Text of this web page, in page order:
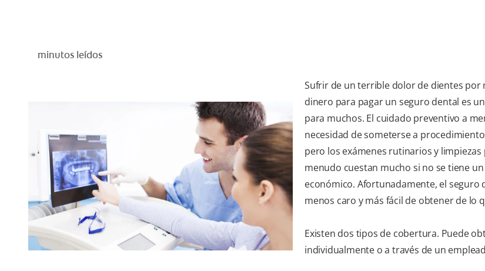
minutos leídos
Sufrir de un terrible dolor de dientes por
dinero para pagar un seguro dental es
para muchos. El cuidado preventivo a
necesidad de someterse a
pero los exámenes rutinarios y limpiezas
menudo cuestan mucho si no se tiene
económico. Afortunadamente, el seguro
menos caro y más fácil de obtener de lo
Existen dos tipos de cobertura. Puede
individualmente o a través de un